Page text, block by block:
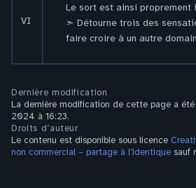
VI
Le sort est ainsi proprement
Détourne trois des
faire croire à un autre
Dernière modification
La dernière modification de cette page a
2024 à 16:23.
Droits d’auteur
Le contenu est disponible sous licence
non commercial – partage à l’identique sauf